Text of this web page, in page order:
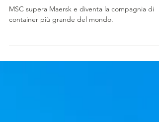
mondo.
MSC supera Maersk e diventa la compagnia di